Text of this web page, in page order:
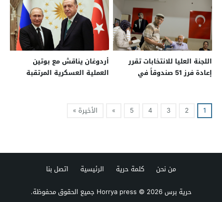
اللجنة العليا للانتخابات تقرر
إعادة فرز 51 صندوقاً في
أردوغان يناقش مع بوتين
العملية العسكرية المرتقبة
1
2
3
4
5
» الأخيرة »
من نحن كلمة حرية الرئيسية
اتصل بنا
حرية برس Horrya press© 2026 جميع الحقوق محفوظة.